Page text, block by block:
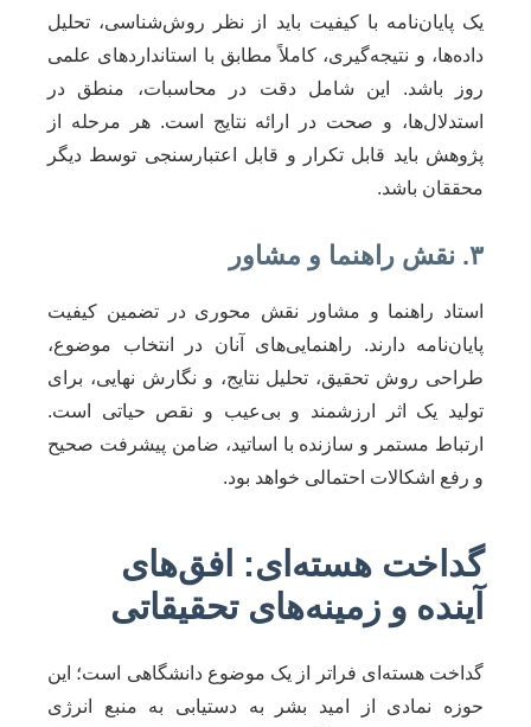
یک پایان‌نامه با کیفیت باید از نظر روش‌شناسی، تحلیل
داده‌ها، و نتیجه‌گیری، کاملاً مطابق با استانداردهای علمی
روز باشد. این شامل دقت در محاسبات، منطق در
استدلال‌ها، و صحت در ارائه نتایج است. هر مرحله از
پژوهش باید قابل تکرار و قابل اعتبارسنجی توسط دیگر
محققان باشد.
۳. نقش راهنما و مشاور
استاد راهنما و مشاور نقش محوری در تضمین کیفیت
پایان‌نامه دارند. راهنمایی‌های آنان در انتخاب موضوع،
طراحی روش تحقیق، تحلیل نتایج، و نگارش نهایی، برای
تولید یک اثر ارزشمند و بی‌عیب و نقص حیاتی است.
ارتباط مستمر و سازنده با اساتید، ضامن پیشرفت صحیح
و رفع اشکالات احتمالی خواهد بود.
گداخت هسته‌ای: افق‌های
آینده و زمینه‌های تحقیقاتی
گداخت هسته‌ای فراتر از یک موضوع دانشگاهی است؛ این
حوزه نمادی از امید بشر به دستیابی به منبع انرژی